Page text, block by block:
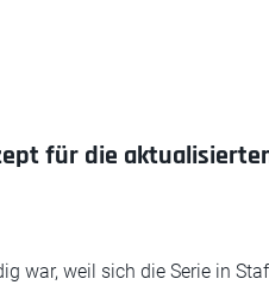
für die
war, weil sich die Serie in